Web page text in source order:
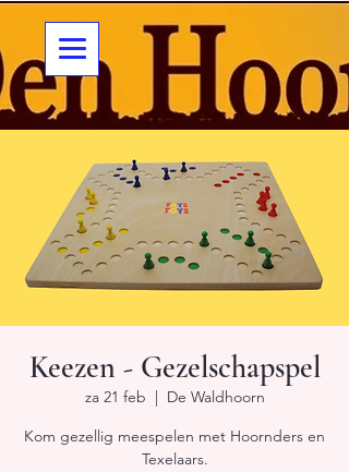
Keezen - Gezelschapspel
za 21 feb
  |
De Waldhoorn
Kom gezellig meespelen met Hoornders en
Texelaars.